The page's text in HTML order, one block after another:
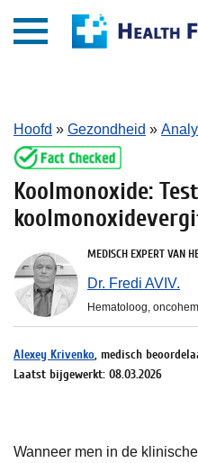
Hoofd » Gezondheid »
Koolmonoxide:
MEDISCH EXPERT VAN
Dr. Fredi AVIV.
Hematoloog,
Alexey Krivenko, medisch
Laatst bijgewerkt: 08.03.2026
Wanneer men in de